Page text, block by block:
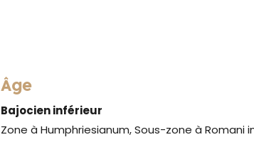
Âge
Bajocien inférieur
Zone à Humphriesianum, Sous-zone à Romani